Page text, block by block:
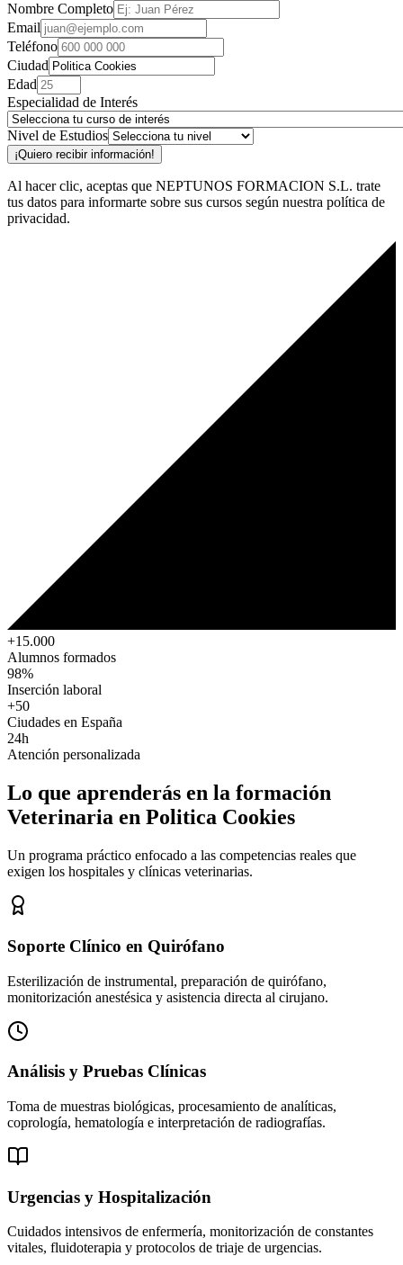
Nombre Completo
Email
Teléfono
Ciudad
Edad
Especialidad de Interés
Nivel de Estudios
¡Quiero recibir información!
Al hacer clic, aceptas que NEPTUNOS FORMACION S.L. trate
tus datos para informarte sobre sus cursos según nuestra política de
privacidad.
+15.000
Alumnos formados
98%
Inserción laboral
+50
Ciudades en España
24h
Atención personalizada
Lo que aprenderás en la formación
Veterinaria en Politica Cookies
Un programa práctico enfocado a las competencias reales que
exigen los hospitales y clínicas veterinarias.
Soporte Clínico en Quirófano
Esterilización de instrumental, preparación de quirófano,
monitorización anestésica y asistencia directa al cirujano.
Análisis y Pruebas Clínicas
Toma de muestras biológicas, procesamiento de analíticas,
coprología, hematología e interpretación de radiografías.
Urgencias y Hospitalización
Cuidados intensivos de enfermería, monitorización de constantes
vitales, fluidoterapia y protocolos de triaje de urgencias.